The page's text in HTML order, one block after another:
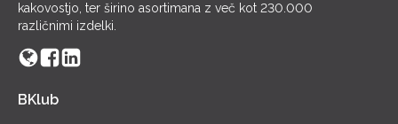
kakovostjo, ter širino asortimana z več kot 230.000
različnimi izdelki.
BKlub